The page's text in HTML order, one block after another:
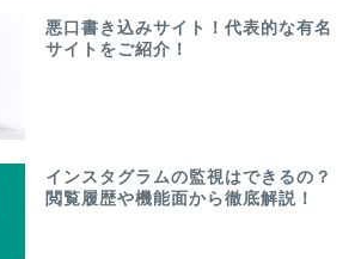
悪口書き込みサイト！代表的な有名
サイトをご紹介！
インスタグラムの監視はできるの？
閲覧履歴や機能面から徹底解説！